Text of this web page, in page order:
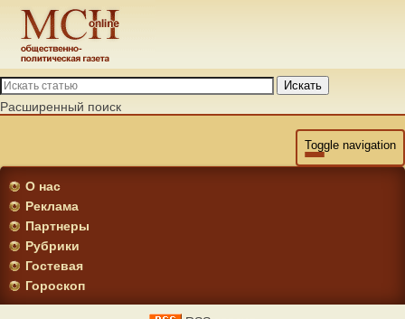
Искать
Расширенный поиск
Toggle navigation
О нас
Реклама
Партнеры
Рубрики
Гостевая
Гороскоп